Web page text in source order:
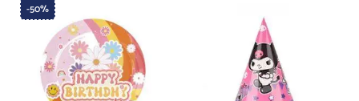
-50%